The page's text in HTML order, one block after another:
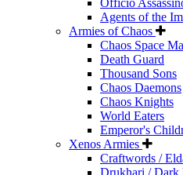
Officio
Agents of the
Armies of Chaos
Chaos Space
Death Guard
Thousand Sons
Chaos Daemons
Chaos Knights
World Eaters
Emperor's
Xenos Armies
Craftwords /
Drukhari / Dark